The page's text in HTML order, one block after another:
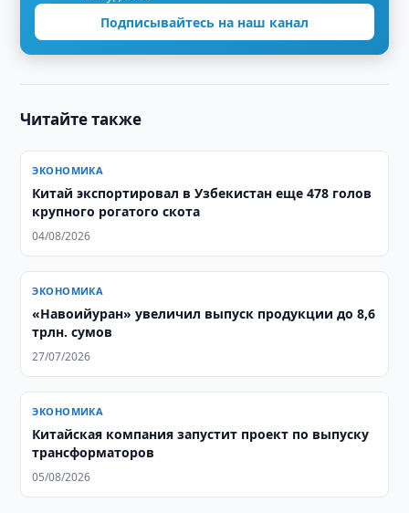
Подписывайтесь на наш канал
Читайте также
ЭКОНОМИКА
Китай экспортировал в Узбекистан еще 478 голов
крупного рогатого скота
04/08/2026
ЭКОНОМИКА
«Навоийуран» увеличил выпуск продукции до 8,6
трлн. сумов
27/07/2026
ЭКОНОМИКА
Китайская компания запустит проект по выпуску
трансформаторов
05/08/2026